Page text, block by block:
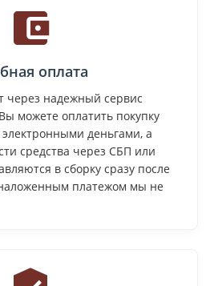
оплата
через надежный сервис
можете оплатить покупку
деньгами, а
средства через СБП или
в сборку сразу после
платежом мы не